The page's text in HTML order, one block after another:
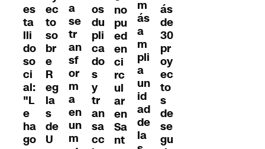
es
ta
lli
do
so
ci
al:
"L
e
ha
go
ec
to
so
br
e
R
eg
la
s
de
U
a
se
tr
an
sf
or
m
a
en
un
m
os
du
pli
ca
do
s
y
tr
an
sa
cc
no
pu
ed
en
ci
rc
ul
ar
en
Sa
nt
m
ás
a
m
pli
a
un
id
ad
de
la
ás
de
30
pr
oy
ec
to
s
de
se
gu